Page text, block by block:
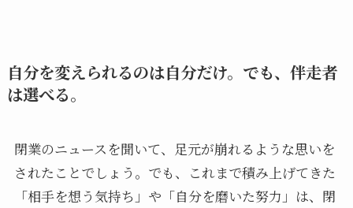
自分を変えられるのは自分だけ。でも、伴走者
は選べる。
閉業のニュースを聞いて、足元が崩れるような思いを
されたことでしょう。でも、これまで積み上げてきた
「相手を想う気持ち」や「自分を磨いた努力」は、閉